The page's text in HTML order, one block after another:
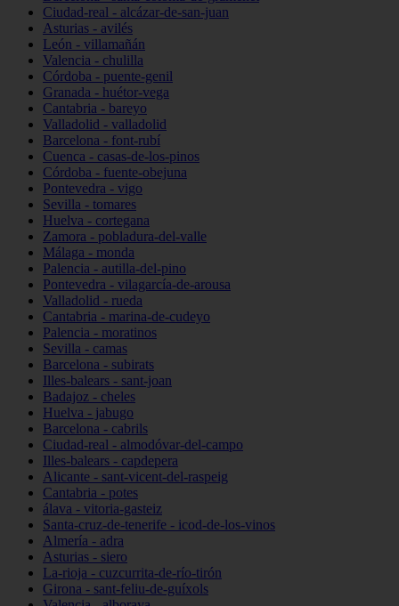
Ciudad-real - alcázar-de-san-juan
Asturias - avilés
León - villamañán
Valencia - chulilla
Córdoba - puente-genil
Granada - huétor-vega
Cantabria - bareyo
Valladolid - valladolid
Barcelona - font-rubí
Cuenca - casas-de-los-pinos
Córdoba - fuente-obejuna
Pontevedra - vigo
Sevilla - tomares
Huelva - cortegana
Zamora - pobladura-del-valle
Málaga - monda
Palencia - autilla-del-pino
Pontevedra - vilagarcía-de-arousa
Valladolid - rueda
Cantabria - marina-de-cudeyo
Palencia - moratinos
Sevilla - camas
Barcelona - subirats
Illes-balears - sant-joan
Badajoz - cheles
Huelva - jabugo
Barcelona - cabrils
Ciudad-real - almodóvar-del-campo
Illes-balears - capdepera
Alicante - sant-vicent-del-raspeig
Cantabria - potes
álava - vitoria-gasteiz
Santa-cruz-de-tenerife - icod-de-los-vinos
Almería - adra
Asturias - siero
La-rioja - cuzcurrita-de-río-tirón
Girona - sant-feliu-de-guíxols